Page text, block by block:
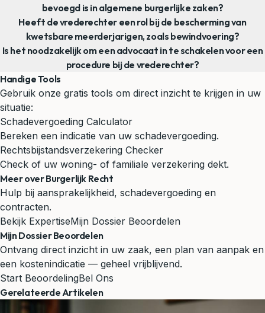
bevoegd is in algemene burgerlijke zaken?
Heeft de vrederechter een rol bij de bescherming van
kwetsbare meerderjarigen, zoals bewindvoering?
Is het noodzakelijk om een advocaat in te schakelen voor een
procedure bij de vrederechter?
Handige Tools
Gebruik onze gratis tools om direct inzicht te krijgen in uw
situatie:
Schadevergoeding Calculator
Bereken een indicatie van uw schadevergoeding.
Rechtsbijstandsverzekering Checker
Check of uw woning- of familiale verzekering dekt.
Meer over Burgerlijk Recht
Hulp bij aansprakelijkheid, schadevergoeding en
contracten.
Bekijk ExpertiseMijn Dossier Beoordelen
Mijn Dossier Beoordelen
Ontvang direct inzicht in uw zaak, een plan van aanpak en
een kostenindicatie — geheel vrijblijvend.
Start BeoordelingBel Ons
Gerelateerde Artikelen